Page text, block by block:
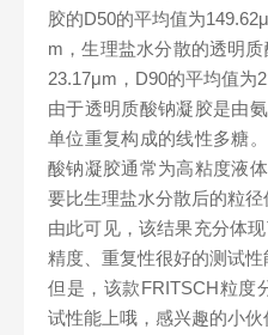
胶的D50的平均值为
m，生理盐水分散的透明
23.17μm，D90的平均值为
由于透明质酸钠凝胶是由
单位重复构成的线性多糖
酸钠凝胶通常为高粘度液
要比生理盐水分散后的粒径
由此可见，该结果充分体
精度、重复性很好的测试性
但是，该款FRITSCH粒度
试性能上哦，感兴趣的小伙